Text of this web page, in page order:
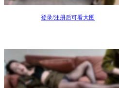
登录/注册后可看大图